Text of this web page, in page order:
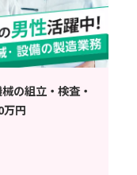
の組立・検査・
万円